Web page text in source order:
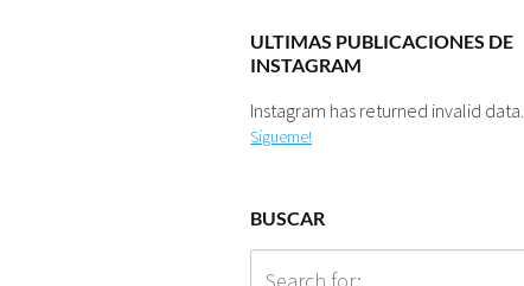
ULTIMAS PUBLICACIONES DE
INSTAGRAM
Instagram has returned invalid data.
Sígueme!
BUSCAR